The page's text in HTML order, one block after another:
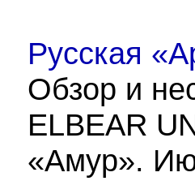
Русская
Обзор и
ELBEAR
«Амур».